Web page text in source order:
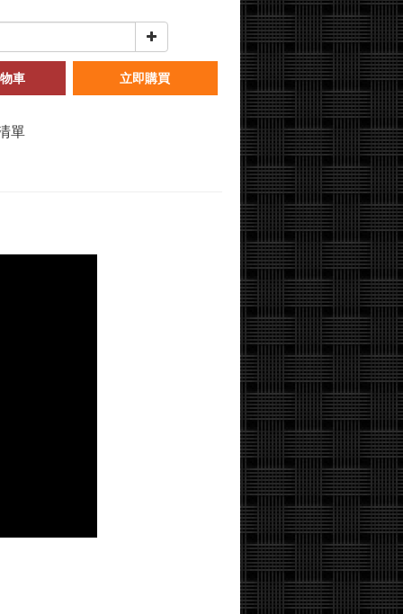
車 立即購買
單